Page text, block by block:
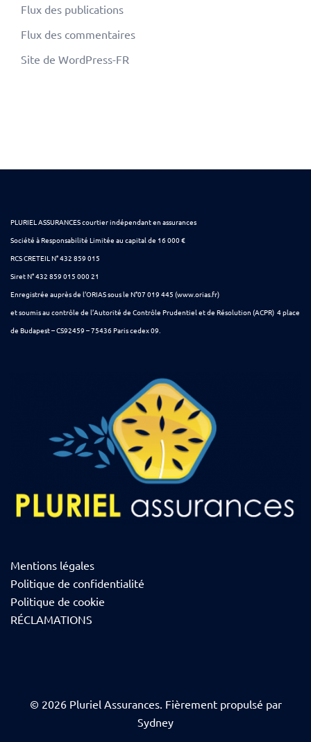
Flux des publications
Flux des commentaires
Site de WordPress-FR
PLURIEL ASSURANCES courtier indépendant en assurances
Société à Responsabilité Limitée au capital de 16 000 €
RCS CRETEIL N° 432 859 015
Siret N° 432 859 015 000 21
Enregistrée auprès de l’ORIAS sous le N°07 019 445 (www.orias.fr)
et soumis au contrôle de l’Autorité de Contrôle Prudentiel et de Résolution (ACPR) 4 place
de Budapest – CS92459 – 75436 Paris cedex 09.
Mentions légales
Politique de confidentialité
Politique de cookie
RÉCLAMATIONS
© 2026 Pluriel Assurances. Fièrement propulsé par
Sydney